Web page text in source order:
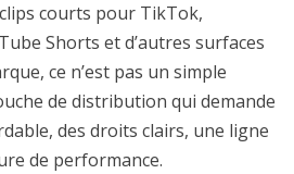
courts pour TikTok,
Shorts et d’autres surfaces
ce n’est pas un simple
de distribution qui demande
des droits clairs, une ligne
de performance.